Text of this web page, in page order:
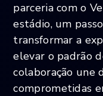
parceria com o
estádio, um
transformar a
elevar o padrão
colaboração une
comprometidas